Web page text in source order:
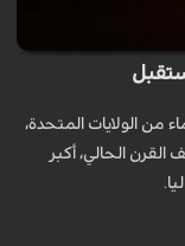
من الولايات المتحدة،
الحالي، أكبر